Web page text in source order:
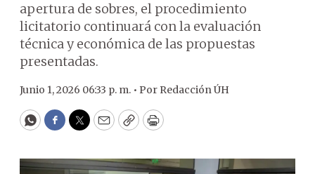
apertura de sobres, el procedimiento
licitatorio continuará con la evaluación
técnica y económica de las propuestas
presentadas.
Junio 1, 2026 06:33 p. m. • Por Redacción ÚH
WhatsApp
Facebook
Twitter
EmailCopyPrint